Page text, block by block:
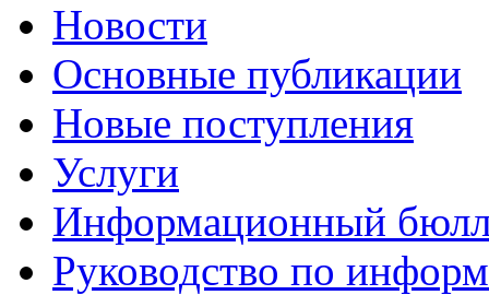
Новости
Основные публикации
Новые поступления
Услуги
Информационный
Руководство по